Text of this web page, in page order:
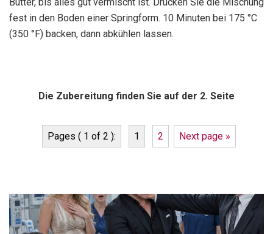
fest in den Boden einer Springform. 10 Minuten bei 175 °C
(350 °F) backen, dann abkühlen lassen.
Die Zubereitung finden Sie auf der 2. Seite
Pages ( 1 of 2 ): 1 2 Next page »